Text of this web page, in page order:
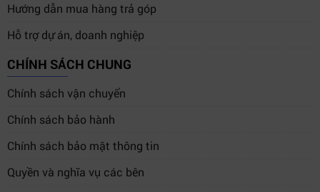
Hướng dẫn mua hàng trả góp
Hỗ trợ dự án, doanh nghiệp
CHÍNH SÁCH CHUNG
Chính sách vận chuyển
Chính sách bảo hành
Chính sách bảo mật thông tin
Quyền và nghĩa vụ các bên